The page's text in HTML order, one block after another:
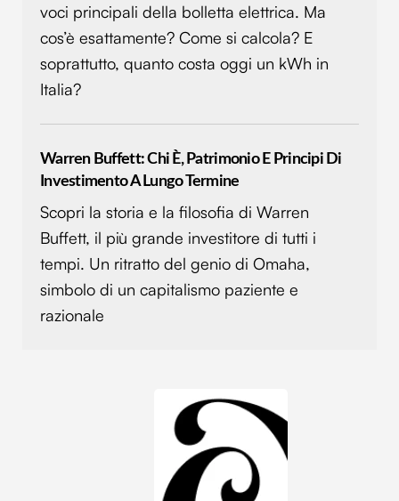
voci principali della bolletta elettrica. Ma
cos’è esattamente? Come si calcola? E
soprattutto, quanto costa oggi un kWh in
Italia?
Warren Buffett: Chi È, Patrimonio E Principi Di
Investimento A Lungo Termine
Scopri la storia e la filosofia di Warren
Buffett, il più grande investitore di tutti i
tempi. Un ritratto del genio di Omaha,
simbolo di un capitalismo paziente e
razionale